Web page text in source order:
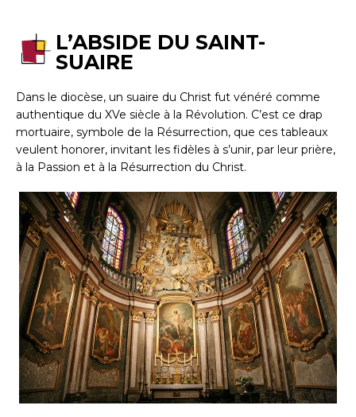
L’ABSIDE DU SAINT-
SUAIRE
Dans le diocèse, un suaire du Christ fut vénéré comme
authentique du XVe siècle à la Révolution. C’est ce drap
mortuaire, symbole de la Résurrection, que ces tableaux
veulent honorer, invitant les fidèles à s’unir, par leur prière,
à la Passion et à la Résurrection du Christ.